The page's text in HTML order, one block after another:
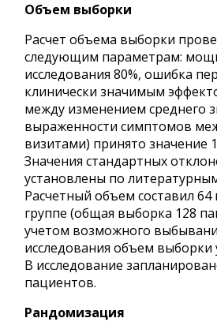
Объем выборки
Расчет объема выборки
следующим параметрам:
исследования 80%, ошибка
клинически значимым
между изменением среднего
выраженности симптомов
визитами) принято значение
Значения стандартных
установлены по
Расчетный объем составил 64
группе (общая выборка 128
учетом возможного
исследования объем выборки
В исследование
пациентов.
Рандомизация